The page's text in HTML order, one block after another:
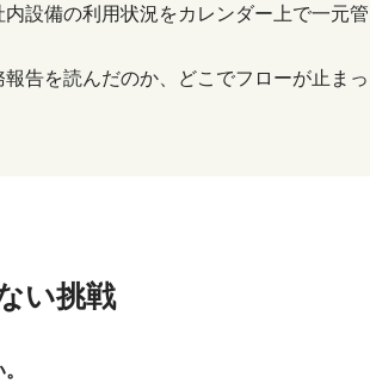
設備の利用状況をカレンダー上で一元管
告を読んだのか、どこでフローが止まっ
い挑戦